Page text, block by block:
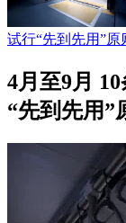
试行“先到先用”
4月至9月
“先到先用”